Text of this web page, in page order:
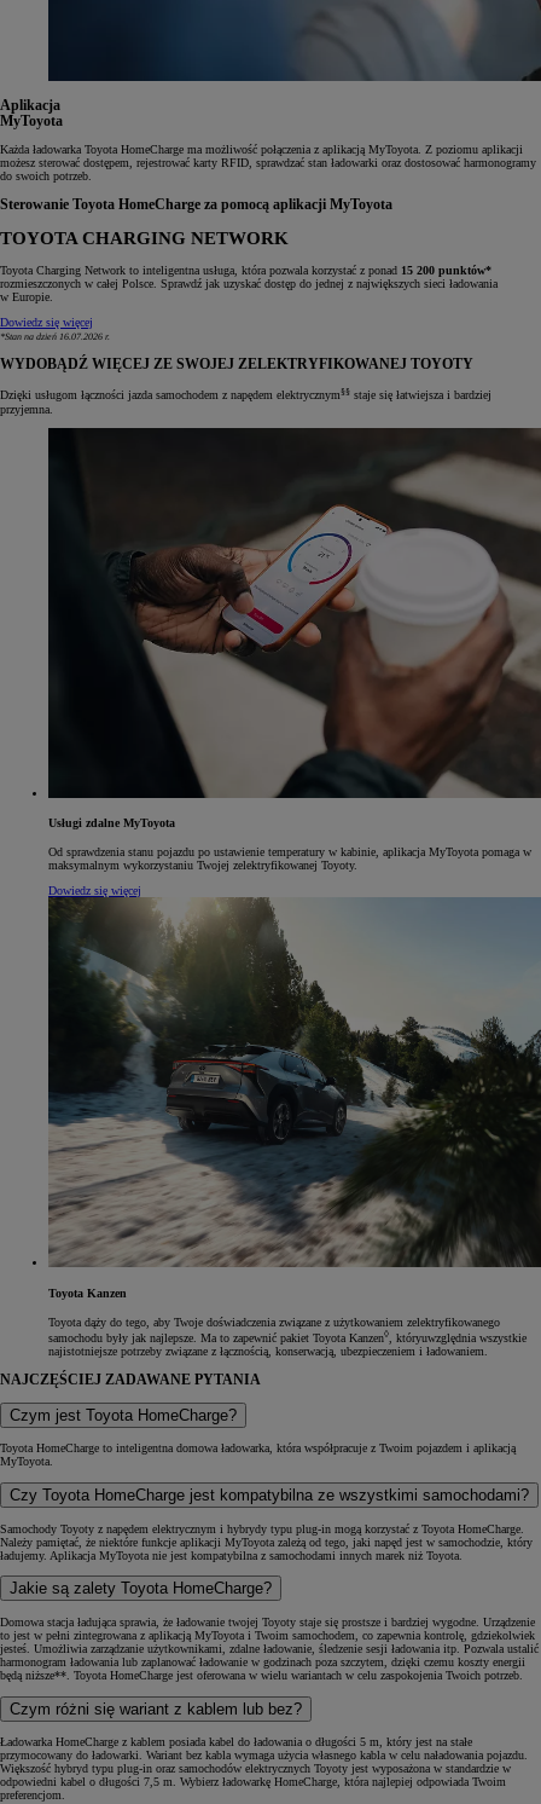
Aplikacja
MyToyota
Każda ładowarka Toyota HomeCharge ma możliwość połączenia z aplikacją MyToyota. Z poziomu aplikacji
możesz sterować dostępem, rejestrować karty RFID, sprawdzać stan ładowarki oraz dostosować harmonogramy
do swoich potrzeb.
Sterowanie Toyota HomeCharge za pomocą aplikacji MyToyota
TOYOTA CHARGING NETWORK
Toyota Charging Network to inteligentna usługa, która pozwala korzystać z ponad 15 200 punktów*
rozmieszczonych w całej Polsce. Sprawdź jak uzyskać dostęp do jednej z największych sieci ładowania
w Europie.
Dowiedz się więcej
*Stan na dzień 16.07.2026 r.
WYDOBĄDŹ WIĘCEJ ZE SWOJEJ ZELEKTRYFIKOWANEJ TOYOTY
Dzięki usługom łączności jazda samochodem z napędem elektrycznym§§ staje się łatwiejsza i bardziej
przyjemna.
Usługi zdalne MyToyota
Od sprawdzenia stanu pojazdu po ustawienie temperatury w kabinie, aplikacja MyToyota pomaga w
maksymalnym wykorzystaniu Twojej zelektryfikowanej Toyoty.
Dowiedz się więcej
Toyota Kanzen
Toyota dąży do tego, aby Twoje doświadczenia związane z użytkowaniem zelektryfikowanego
samochodu były jak najlepsze. Ma to zapewnić pakiet Toyota Kanzen◊
, któryuwzględnia wszystkie
najistotniejsze potrzeby związane z łącznością, konserwacją, ubezpieczeniem i ładowaniem.
NAJCZĘŚCIEJ ZADAWANE PYTANIA
Czym jest Toyota HomeCharge?
Toyota HomeCharge to inteligentna domowa ładowarka, która współpracuje z Twoim pojazdem i aplikacją
MyToyota.
Czy Toyota HomeCharge jest kompatybilna ze wszystkimi samochodami?
Samochody Toyoty z napędem elektrycznym i hybrydy typu plug-in mogą korzystać z Toyota HomeCharge.
Należy pamiętać, że niektóre funkcje aplikacji MyToyota zależą od tego, jaki napęd jest w samochodzie, który
ładujemy. Aplikacja MyToyota nie jest kompatybilna z samochodami innych marek niż Toyota.
Jakie są zalety Toyota HomeCharge?
Domowa stacja ładująca sprawia, że ładowanie twojej Toyoty staje się prostsze i bardziej wygodne. Urządzenie
to jest w pełni zintegrowana z aplikacją MyToyota i Twoim samochodem, co zapewnia kontrolę, gdziekolwiek
jesteś. Umożliwia zarządzanie użytkownikami, zdalne ładowanie, śledzenie sesji ładowania itp. Pozwala ustalić
harmonogram ładowania lub zaplanować ładowanie w godzinach poza szczytem, dzięki czemu koszty energii
będą niższe**. Toyota HomeCharge jest oferowana w wielu wariantach w celu zaspokojenia Twoich potrzeb.
Czym różni się wariant z kablem lub bez?
Ładowarka HomeCharge z kablem posiada kabel do ładowania o długości 5 m, który jest na stałe
przymocowany do ładowarki. Wariant bez kabla wymaga użycia własnego kabla w celu naładowania pojazdu.
Większość hybryd typu plug-in oraz samochodów elektrycznych Toyoty jest wyposażona w standardzie w
odpowiedni kabel o długości 7,5 m. Wybierz ładowarkę HomeCharge, która najlepiej odpowiada Twoim
preferencjom.